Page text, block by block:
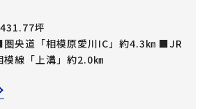
坪
央道「相模原愛川IC」約4.3㎞ ■JR
模線「上溝」約2.0㎞